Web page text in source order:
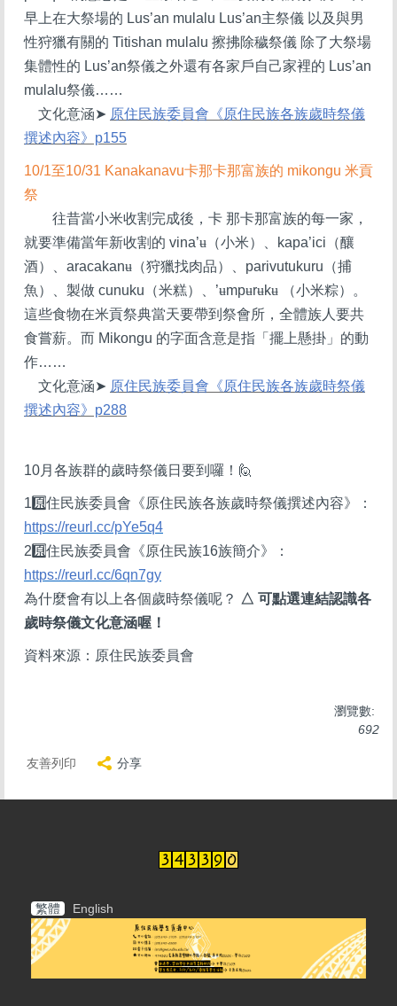
早上在大祭場的 Lus’an mulalu Lus’an主祭儀 以及與男
性狩獵有關的 Titishan mulalu 擦拂除穢祭儀 除了大祭場
集體性的 Lus’an祭儀之外還有各家戶自己家裡的 Lus’an
mulalu祭儀……
文化意涵➤ 原住民族委員會《原住民族各族歲時祭儀
撰述內容》p155
10/1至10/31 Kanakanavu卡那卡那富族的 mikongu 米貢
祭
往昔當小米收割完成後，卡 那卡那富族的每一家，
就要準備當年新收割的 vina’ʉ （小米）、kapa’ici（釀
酒）、aracakanʉ （狩獵找肉品）、parivutukuru（捕
魚）、製做 cunuku（米糕）、’ʉmpʉrʉkʉ （小米粽）。
這些食物在米貢祭典當天要帶到祭會所，全體族人要共
食嘗薪。而 Mikongu 的字面含意是指「擺上懸掛」的動
作……
文化意涵➤ 原住民族委員會《原住民族各族歲時祭儀
撰述內容》p288
10月各族群的歲時祭儀日要到囉！ 🙋
1️ 原住民族委員會《原住民族各族歲時祭儀撰述內容》：
https://reurl.cc/pYe5q4
2️ 原住民族委員會《原住民族16族簡介》：
https://reurl.cc/6qn7gy
為什麼會有以上各個歲時祭儀呢？ △ 可點選連結認識各
歲時祭儀文化意涵喔！
資料來源：原住民族委員會
瀏覽數:
692
友善列印 分享
繁體 English